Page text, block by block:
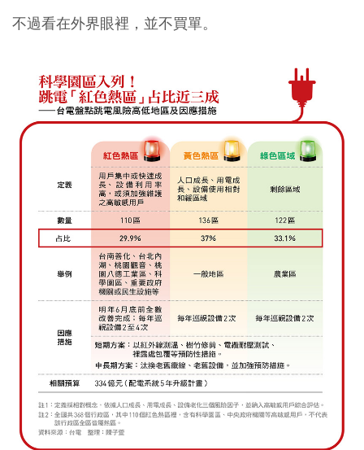
不過看在外界眼裡，並不買單。